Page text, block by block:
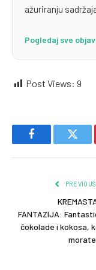
ažuriranju
Pogledaj sve
Post Views: 9
Facebook
FANTAZIJA:
čokolade i kokosa,